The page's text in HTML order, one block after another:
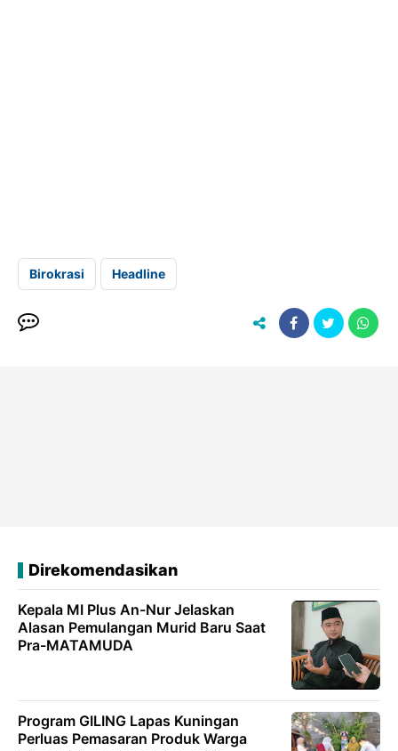
Birokrasi Headline
Direkomendasikan
Kepala MI Plus An-Nur Jelaskan
Alasan Pemulangan Murid Baru Saat
Pra-MATAMUDA
Program GILING Lapas Kuningan
Perluas Pemasaran Produk Warga